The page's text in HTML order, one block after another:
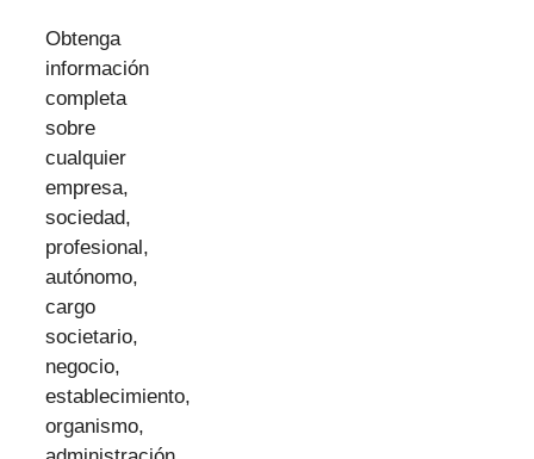
Obtenga
información
completa
sobre
cualquier
empresa,
sociedad,
profesional,
autónomo,
cargo
societario,
negocio,
establecimiento,
organismo,